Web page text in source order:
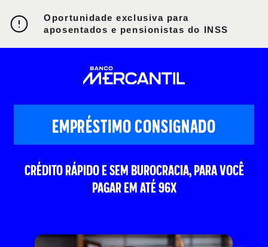
Oportunidade exclusiva para
aposentados e pensionistas do INSS
EMPRÉSTIMO CONSIGNADO
CRÉDITO RÁPIDO E SEM BUROCRACIA, PARA VOCÊ
PAGAR EM ATÉ 96X